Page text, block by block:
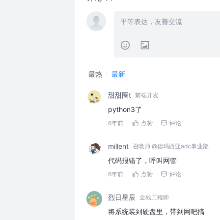
最热 最新
甜甜圈t 前端开发
python3了
6年前 点赞 评论
millent 召唤师 @德玛西亚adc事业部
代码报错了，呼叫网管
6年前 点赞 评论
烈日星辰 全栈工程师
将系统装到硬盘里，带到网吧搞